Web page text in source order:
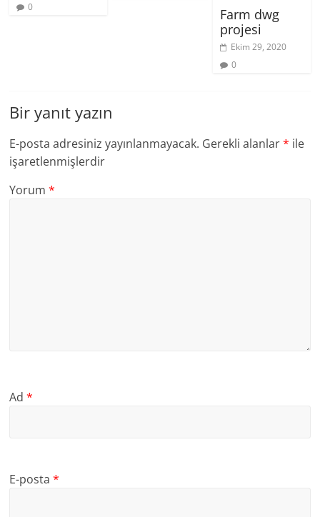
0
Farm dwg
projesi
Ekim 29, 2020
0
Bir yanıt yazın
E-posta adresiniz yayınlanmayacak. Gerekli alanlar* ile
işaretlenmişlerdir
Yorum*
Ad*
E-posta*